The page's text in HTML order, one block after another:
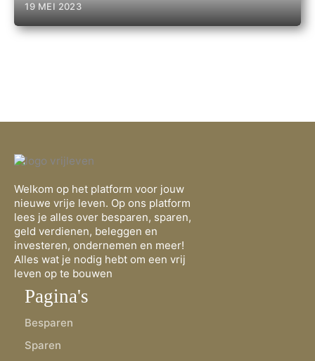
19 MEI 2023
Welkom op het platform voor jouw
nieuwe vrije leven. Op ons platform
lees je alles over besparen, sparen,
geld verdienen, beleggen en
investeren, ondernemen en meer!
Alles wat je nodig hebt om een vrij
leven op te bouwen
Pagina's
Besparen
Sparen